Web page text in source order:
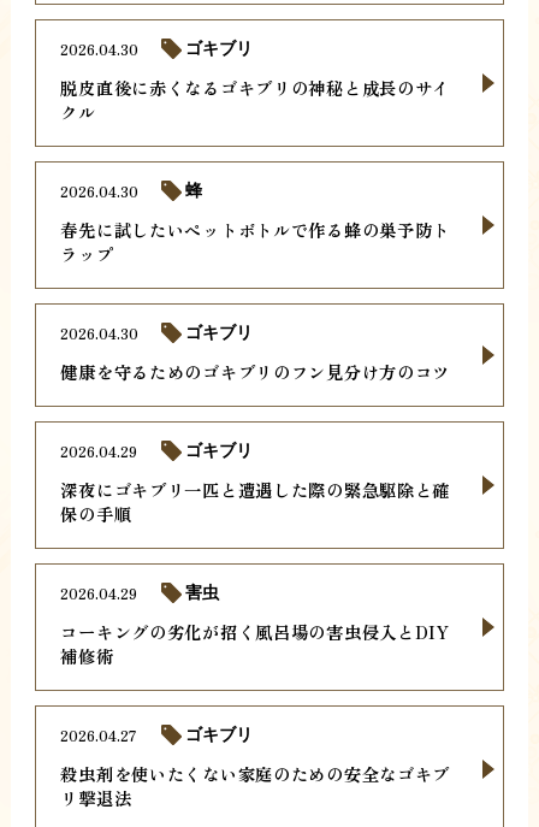
脱皮直後に赤くなるゴキブリの神秘と成長のサイ
クル
2026.04.30 ゴキブリ
春先に試したいペットボトルで作る蜂の巣予防ト
ラップ
2026.04.30 蜂
健康を守るためのゴキブリのフン見分け方のコツ
2026.04.30 ゴキブリ
深夜にゴキブリ一匹と遭遇した際の緊急駆除と確
保の手順
2026.04.29 ゴキブリ
コーキングの劣化が招く風呂場の害虫侵入とDIY
補修術
2026.04.29 害虫
殺虫剤を使いたくない家庭のための安全なゴキブ
リ撃退法
2026.04.27 ゴキブリ